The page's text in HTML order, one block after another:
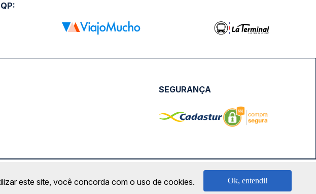
SEGURANÇA
06453-038 | CNPJ: 18.087.991/0001-57 | saconibus@queropassagem.com.br
este site, você concorda com o uso de cookies. Ok, entendi!